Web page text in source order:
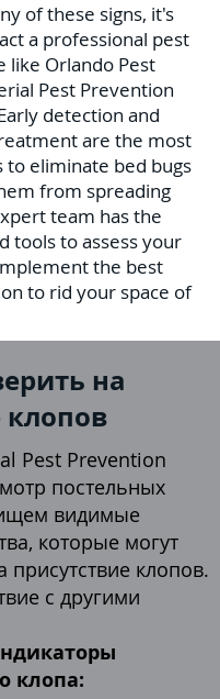
of these signs, it's
a professional pest
like Orlando Pest
Pest Prevention
detection and
are the most
to eliminate bed bugs
from spreading
team has the
tools to assess your
the best
to rid your space of
на
Pest Prevention
постельных
видимые
которые могут
присутствие клопов.
с другими
клопа: